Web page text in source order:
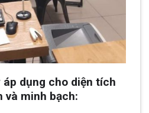
dụng cho diện tích
và minh bạch: